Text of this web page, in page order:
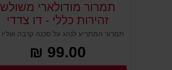
תמרור מודולארי משולש
זהירות כללי - דו צדדי
99.00 ₪